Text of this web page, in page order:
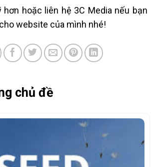
hơn hoặc liên hệ 3C Media nếu bạn
website của mình nhé!
chủ đề